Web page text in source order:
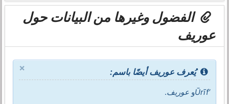
الفضول وغيرها من البيانات حول
عوريف
× يُعرف عوريف أيضًا باسم:
‘Ūrīf وعوريف.